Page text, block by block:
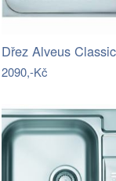
2090,-Kč